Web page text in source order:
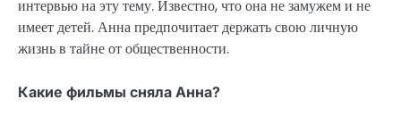
интервью на эту тему. Известно, что она не замужем и не
имеет детей. Анна предпочитает держать свою личную
жизнь в тайне от общественности.
Какие фильмы сняла Анна?